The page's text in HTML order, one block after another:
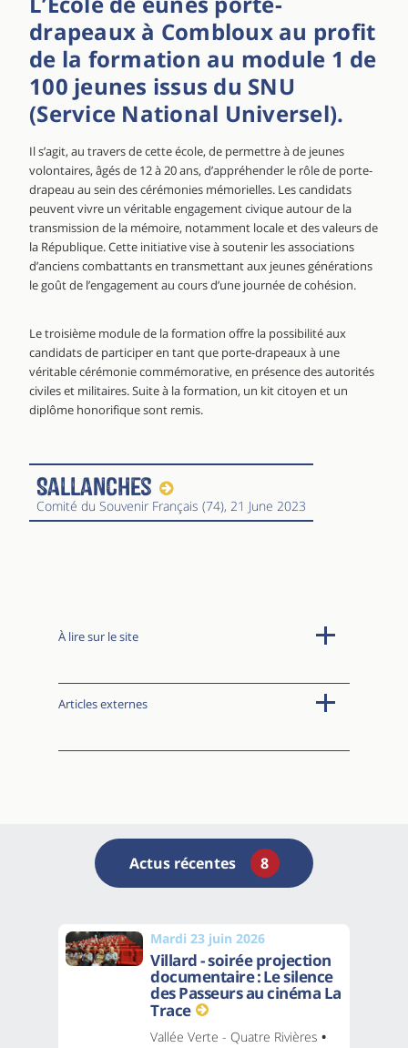
drapeaux à Combloux au profit
de la formation au module 1 de
100 jeunes issus du SNU
(Service National Universel).
Il s’agit, au travers de cette école, de permettre à de jeunes
volontaires, âgés de 12 à 20 ans, d’appréhender le rôle de porte-
drapeau au sein des cérémonies mémorielles. Les candidats
peuvent vivre un véritable engagement civique autour de la
transmission de la mémoire, notamment locale et des valeurs de
la République. Cette initiative vise à soutenir les associations
d’anciens combattants en transmettant aux jeunes générations
le goût de l’engagement au cours d’une journée de cohésion.
Le troisième module de la formation offre la possibilité aux
candidats de participer en tant que porte-drapeaux à une
véritable cérémonie commémorative, en présence des autorités
civiles et militaires. Suite à la formation, un kit citoyen et un
diplôme honorifique sont remis.
Sallanches
Comité du Souvenir Français (74), 21 June 2023
À lire sur le site
Articles externes
Actus récentes 8
Mardi 23 juin 2026
Villard - soirée projection
documentaire : Le silence
des Passeurs au cinéma La
Trace
Vallée Verte - Quatre Rivières •